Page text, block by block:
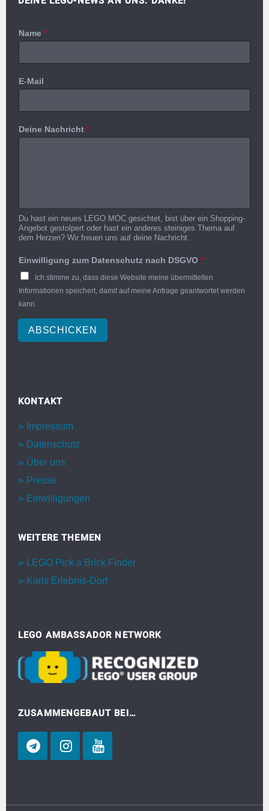
Name *
E-Mail
Deine Nachricht *
Du hast ein neues LEGO MOC gesichtet, bist über ein Shopping-
Angebot gestolpert oder hast ein anderes steiniges Thema auf
dem Herzen? Wir freuen uns auf deine Nachricht.
Einwilligung zum Datenschutz nach DSGVO *
Ich stimme zu, dass diese Website meine übermittelten
Informationen speichert, damit auf meine Anfrage geantwortet werden
kann.
ABSCHICKEN
KONTAKT
Impressum
Datenschutz
Über uns
Presse
Einwilligungen
WEITERE THEMEN
LEGO Pick a Brick Finder
Karls Erlebnis-Dorf
LEGO AMBASSADOR NETWORK
ZUSAMMENGEBAUT BEI…